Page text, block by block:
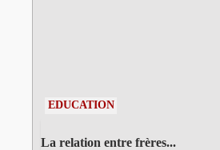
EDUCATION
La relation entre frères...